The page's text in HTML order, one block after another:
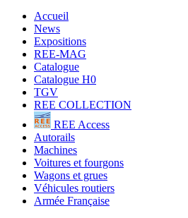
Accueil
News
Expositions
REE-MAG
Catalogue
Catalogue H0
TGV
REE COLLECTION
REE Access
Autorails
Machines
Voitures et fourgons
Wagons et grues
Véhicules routiers
Armée Française